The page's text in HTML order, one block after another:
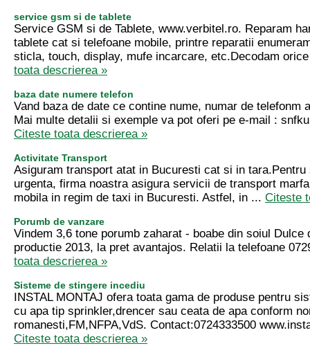
service gsm si de tablete
Service GSM si de Tablete, www.verbitel.ro. Reparam
tablete cat si telefoane mobile, printre reparatii
sticla, touch, display, mufe incarcare, etc.Decodam
toata descrierea »
baza date numere telefon
Vand baza de date ce contine nume, numar de telefonm
Mai multe detalii si exemple va pot oferi pe e-mail :
Citeste toata descrierea »
Activitate Transport
Asiguram transport atat in Bucuresti cat si in tara.Pentru
urgenta, firma noastra asigura servicii de transport
mobila in regim de taxi in Bucuresti. Astfel, in ... Citeste
Porumb de vanzare
Vindem 3,6 tone porumb zaharat - boabe din soiul Dulce
productie 2013, la pret avantajos. Relatii la telefoane
toata descrierea »
Sisteme de stingere incediu
INSTAL MONTAJ ofera toata gama de produse pentru
cu apa tip sprinkler,drencer sau ceata de apa conform
romanesti,FM,NFPA,VdS. Contact:0724333500
Citeste toata descrierea »